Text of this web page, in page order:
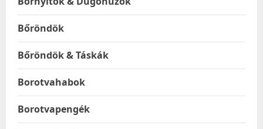
Bőröndök
Bőröndök & Táskák
Borotvahabok
Borotvapengék